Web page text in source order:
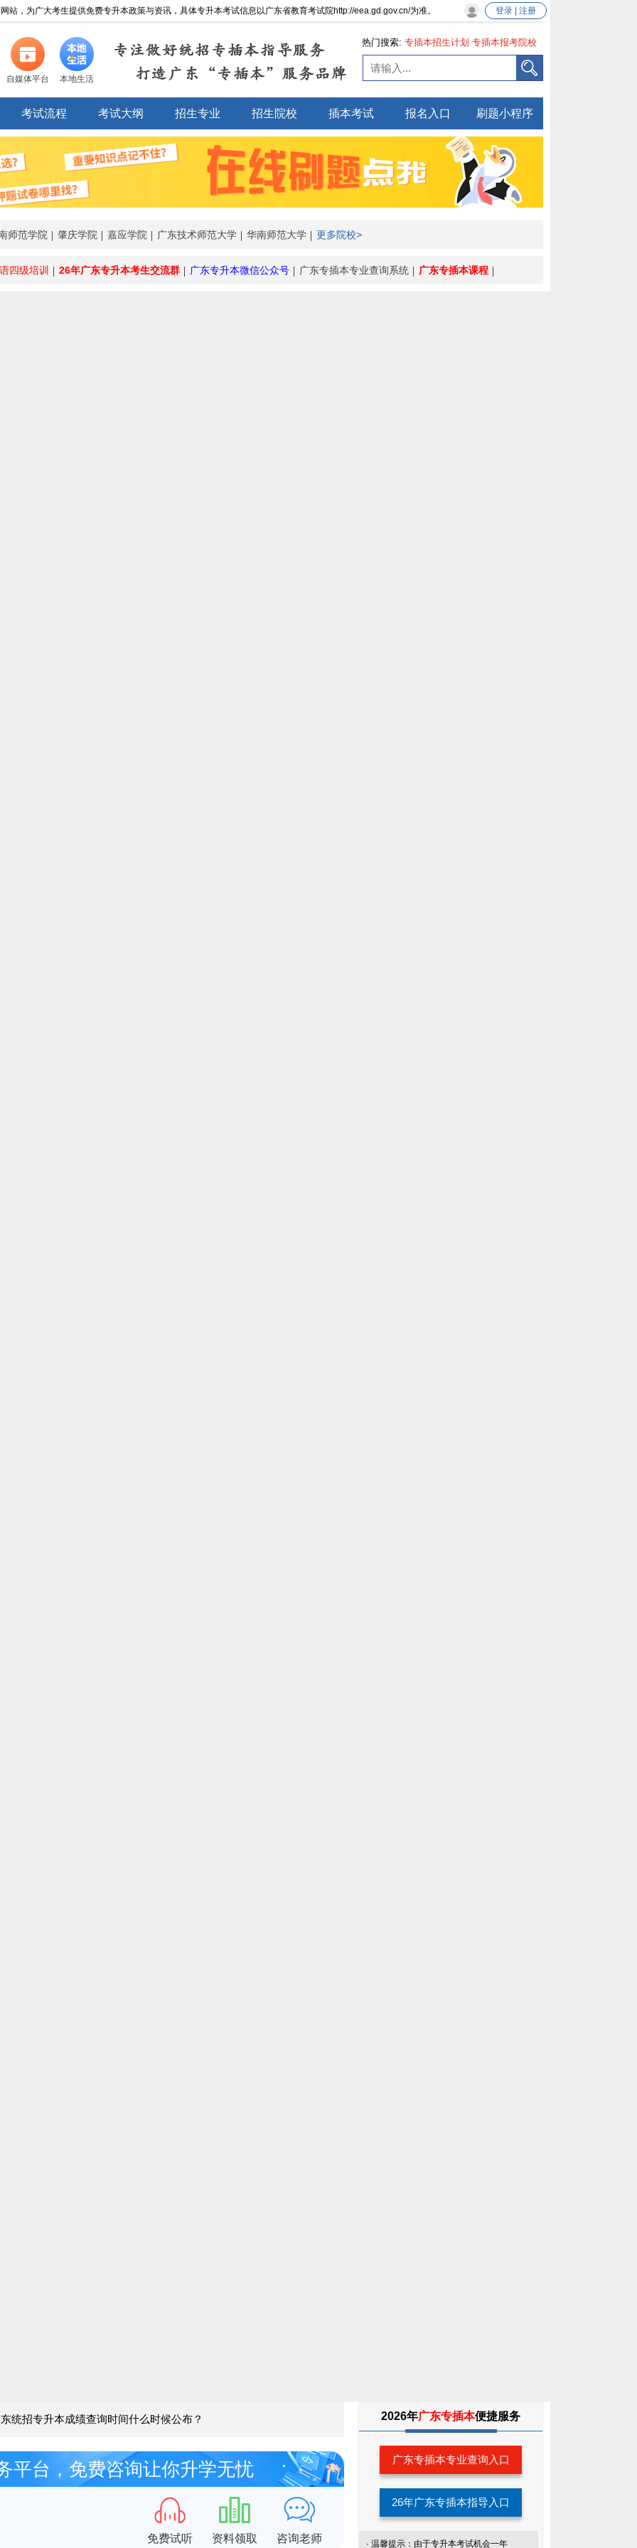
站，为广大考生提供免费专升本政策与资讯，具体专升本考试信息以广东省教育考试院http://eea.gd.gov.cn/为准。 登录 | 注册
自媒体平台 本地生活
专注做好统招专插本指导服务
打造广东“专插本”服务品牌
热门搜索: 专插本招生计划 专插本报考院校
考试流程 考试大纲 招生专业 招生院校 插本考试 报名入口 刷题小程序
师范学院 肇庆学院 嘉应学院 广东技术师范大学 华南师范大学 更多院校>
四级培训 26年广东专升本考生交流群 广东专升本微信公众号 广东专插本专业查询系统 广东专插本课程
统招专升本成绩查询时间什么时候公布？
平台，免费咨询让你升学无忧
免费试听 资料领取 咨询老师
2026年广东专插本便捷服务
广东专插本专业查询入口
26年广东专插本指导入口
· 温馨提示：由于专升本考试机会一年